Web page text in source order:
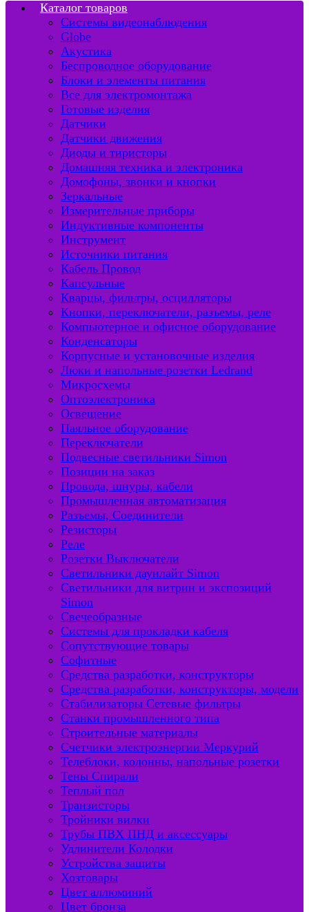
Каталог товаров
Системы видеонаблюдения
Globe
Акустика
Беспроводное оборудование
Блоки и элементы питания
Все для электромонтажа
Готовые изделия
Датчики
Датчики движения
Диоды и тиристоры
Домашняя техника и электроника
Домофоны, звонки и кнопки
Зеркальные
Измерительные приборы
Индуктивные компоненты
Инструмент
Источники питания
Кабель Провод
Капсульные
Кварцы, фильтры, осцилляторы
Кнопки, переключатели, разъемы, реле
Компьютерное и офисное оборудование
Конденсаторы
Корпусные и установочные изделия
Люки и напольные розетки Ledrand
Микросхемы
Оптоэлектроника
Освещение
Паяльное оборудование
Переключатели
Подвесные светильники Simon
Позиции на заказ
Провода, шнуры, кабели
Промышленная автоматизация
Разъемы, Соединители
Резисторы
Реле
Розетки Выключатели
Светильники даунлайт Simon
Светильники для витрин и экспозиций
Simon
Свечеобразные
Системы для прокладки кабеля
Сопутствующие товары
Софитные
Средства разработки, конструкторы
Средства разработки, конструкторы, модели
Стабилизаторы Сетевые фильтры
Станки промышленного типа
Строительные материалы
Счетчики электроэнергии Меркурий
Телеблоки, колонны, напольные розетки
Тены Спирали
Теплый пол
Транзисторы
Тройники вилки
Трубы ПВХ ПНД и аксессуары
Удлинители Колодки
Устройства защиты
Хозтовары
Цвет аллюминий
Цвет бронза